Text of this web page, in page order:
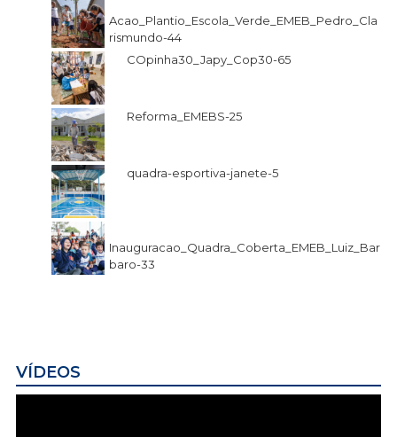
Acao_Plantio_Escola_Verde_EMEB_Pedro_Cla
rismundo-44
COpinha30_Japy_Cop30-65
Reforma_EMEBS-25
quadra-esportiva-janete-5
Inauguracao_Quadra_Coberta_EMEB_Luiz_Bar
baro-33
VÍDEOS